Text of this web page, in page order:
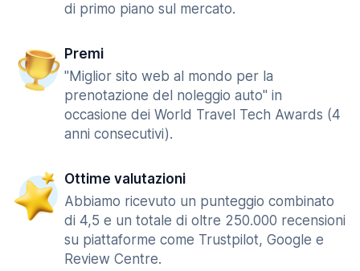
di primo piano sul mercato.
Premi
"Miglior sito web al mondo per la
prenotazione del noleggio auto" in
occasione dei World Travel Tech Awards (4
anni consecutivi).
Ottime valutazioni
Abbiamo ricevuto un punteggio combinato
di 4,5 e un totale di oltre 250.000 recensioni
su piattaforme come Trustpilot, Google e
Review Centre.